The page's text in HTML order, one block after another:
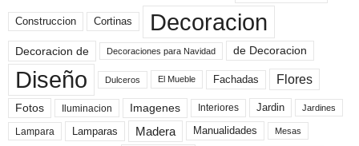
Construccion Cortinas Decoracion
Decoracion de Decoraciones para Navidad de Decoracion
Diseño Dulceros El Mueble Fachadas Flores
Fotos Iluminacion Imagenes Interiores Jardin Jardines
Lampara Lamparas Madera Manualidades Mesas